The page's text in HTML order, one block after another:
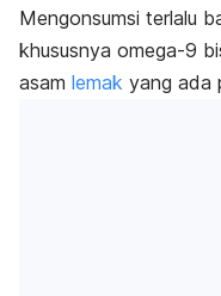
Mengonsumsi terlalu
khususnya omega-9
asam lemak yang ada